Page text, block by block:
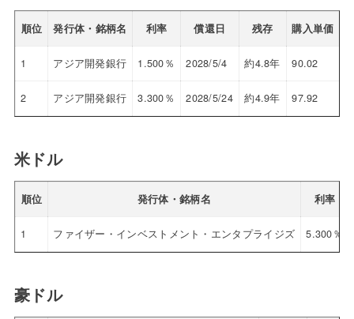
順位 発行体・銘柄名 利率 償還日 残存 購入単価
1 アジア開発銀行 1.500％ 2028/5/4 約4.8年 90.02
2 アジア開発銀行 3.300％ 2028/5/24 約4.9年 97.92
米ドル
順位 発行体・銘柄名 利率
1 ファイザー・インベストメント・エンタプライジズ 5.300％
豪ドル